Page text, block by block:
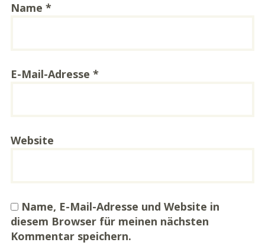
Name *
E-Mail-Adresse *
Website
Name, E-Mail-Adresse und Website in
diesem Browser für meinen nächsten
Kommentar speichern.